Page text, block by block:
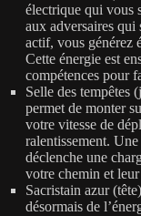
électrique qui vous
aux adversaires qui
actif, vous générez
Cette énergie est
compétences pour
Selle des tempêtes
permet de monter
votre vitesse de
ralentissement.
déclenche une
votre chemin et
Sacristain azur
désormais de